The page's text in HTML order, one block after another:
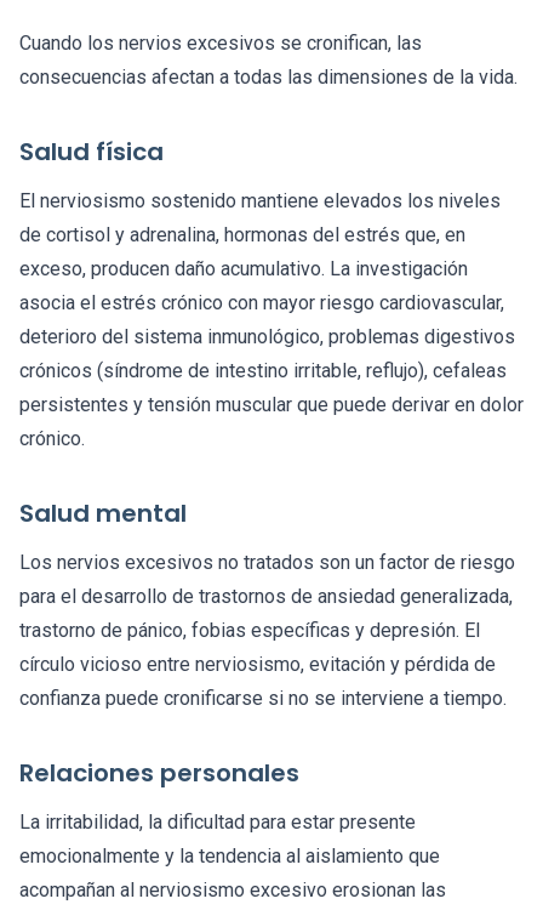
Cuando los nervios excesivos se cronifican, las
consecuencias afectan a todas las dimensiones de la vida.
Salud física
El nerviosismo sostenido mantiene elevados los niveles
de cortisol y adrenalina, hormonas del estrés que, en
exceso, producen daño acumulativo. La investigación
asocia el estrés crónico con mayor riesgo cardiovascular,
deterioro del sistema inmunológico, problemas digestivos
crónicos (síndrome de intestino irritable, reflujo), cefaleas
persistentes y tensión muscular que puede derivar en dolor
crónico.
Salud mental
Los nervios excesivos no tratados son un factor de riesgo
para el desarrollo de trastornos de ansiedad generalizada,
trastorno de pánico, fobias específicas y depresión. El
círculo vicioso entre nerviosismo, evitación y pérdida de
confianza puede cronificarse si no se interviene a tiempo.
Relaciones personales
La irritabilidad, la dificultad para estar presente
emocionalmente y la tendencia al aislamiento que
acompañan al nerviosismo excesivo erosionan las